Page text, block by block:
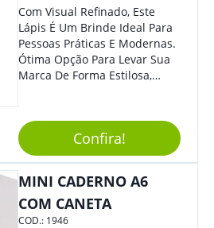
Com Visual Refinado, Este
Lápis É Um Brinde Ideal Para
Pessoas Práticas E Modernas.
Ótima Opção Para Levar Sua
Marca De Forma Estilosa,
Reuniões Corporativas Ou Até
Mesmo Para Presentear
Colaboradores E Parceiros De
Confira!
MINI CADERNO A6
COM CANETA
COD.: 1946